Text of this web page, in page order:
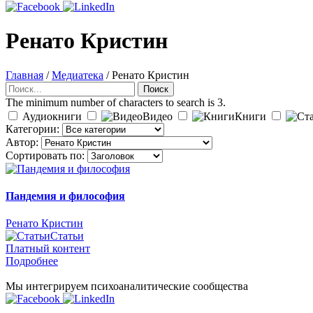
Ренато Кристин
Главная /Медиатека /Ренато Кристин
Поиск
Поиск
The minimum number of characters to search is 3.
Аудиокниги
Видео Книги
Категории:
Автор:
Сортировать по:
Пандемия и философия
Ренато Кристин
Статьи
Платный контент
Подробнее
Мы интегрируем психоаналитические сообщества